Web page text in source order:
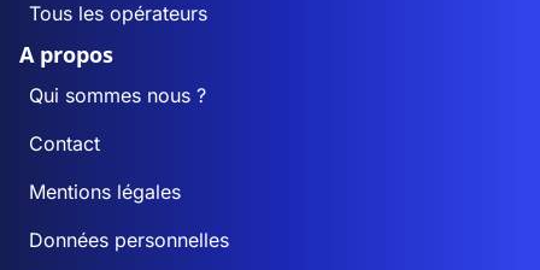
Tous les opérateurs
A propos
Qui sommes nous ?
Contact
Mentions légales
Données personnelles